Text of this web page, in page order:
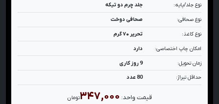
نوع جلد/پایه: جلد چرم دو تیکه
نوع صحافی: صحافی دوخت
نوع کاغذ: تحریر ۷۰ گرم
امکان چاپ اختصاصی: دارد
زمان تحویل: 9 روز کاری
حداقل تیراژ: 80 عدد
قیمت واحد: ۳۴۷,۰۰۰تومان